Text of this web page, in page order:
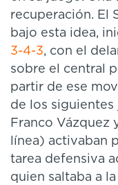
recuperación. El
bajo esta idea,
3-4-3, con el
sobre el central
partir de ese
de los
Franco Vázquez
línea) activaban
tarea defensiva
quien saltaba a